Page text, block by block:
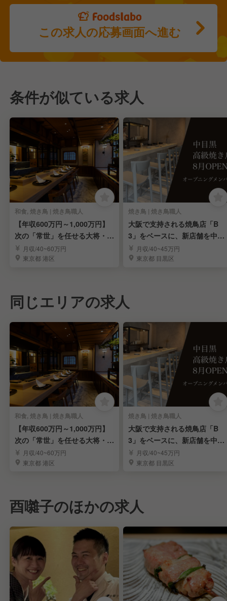
この求人の応募画面へ進む
条件が似ている求人
和食, 焼き鳥 | 焼き鳥職人
【年収600万円～1,000万円】
次の「常世」を任せる大将・料
理長候補募集
月収/40~60万円
東京都 港区
焼き鳥 | 焼き鳥職人
大阪で支持される焼鳥店「B
3」をベースに、新店舗を中目
黒で立ち上げます
月収/40~45万円
東京都 目黒区
同じエリアの求人
和食, 焼き鳥 | 焼き鳥職人
【年収600万円～1,000万円】
次の「常世」を任せる大将・料
理長候補募集
月収/40~60万円
東京都 港区
焼き鳥 | 焼き鳥職人
大阪で支持される焼鳥店「B
3」をベースに、新店舗を中目
黒で立ち上げます
月収/40~45万円
東京都 目黒区
酉囃子のほかの求人